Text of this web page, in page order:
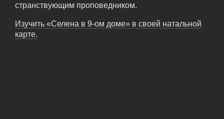
странствующим проповедником.
Изучить «Селена в 9-ом доме» в своей натальной
карте.